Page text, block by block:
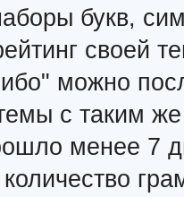
букв,
своей
можно
с таким
менее 7